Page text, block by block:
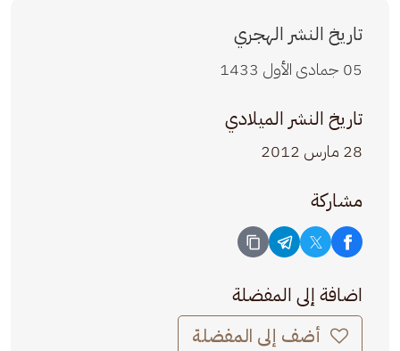
تاريخ النشر الهجري
05 جمادى الأول 1433
تاريخ النشر الميلادي
28 مارس 2012
مشاركة
اضافة إلى المفضلة
أضف إلى المفضلة